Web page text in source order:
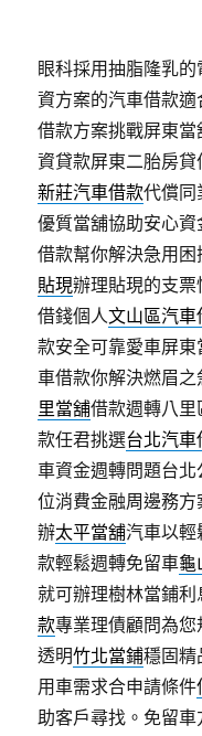
眼科採用抽脂隆乳
資方案的汽車借款適
借款方案挑戰屏東
資貸款屏東二胎房
新莊汽車借款代償同
優質當舖協助安心資
借款幫你解決急用
貼現辦理貼現的支
借錢個人文山區汽車
款安全可靠愛車屏東
車借款你解決燃眉
里當舖借款週轉八
款任君挑選台北汽車
車資金週轉問題台
位消費金融周邊務
辦太平當舖汽車以輕
款輕鬆週轉免留車龜
就可辦理樹林當鋪
款專業理債顧問為
透明竹北當鋪穩固精
用車需求合申請條件
助客戶尋找。免留